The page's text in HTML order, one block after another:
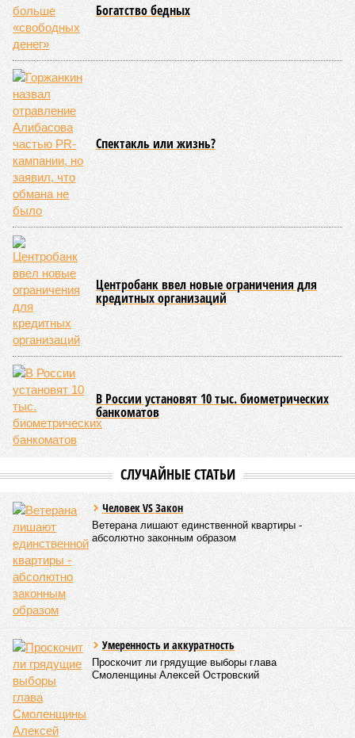
длины теломер (защитных «колпачков» на концах
хромосом) – такое можно исправить и заодно увеличить
продолжительность жизни.
Но первая и главная проблема, пишет издание Medical
News Today, в соматических мутациях. Это изменения в
генетическом коде любой клетки организма (кроме
сперматозоидов и яйцеклеток), которые являются
неизбежным следствием деления клеток и происходят на
протяжении всей нашей жизни. Иногда они возникают под
воздействием внешних факторов, условно таких как
ультрафиолет, а иногда… это просто случается. Просто
«потому что». И учёные до сих пор бьются над загадкой
почему.
Некоторые мутации не слишком разрушительны, и клетка
может существовать в слегка изменённом виде. Другие же
приводят к катастрофическим изменениям внутри неё – и
она погибает.
«У 80-летнего человека в типичной клетке
присутствуют тысячи соматических мутаций. У
организма нет механики, которая позволила бы ему
вернуться и исправить повреждения, уже записанные в
геноме,– рассказывает
медицинской школы Гроссмана при Нью-Йоркском
университете.
– На протяжении десятилетий
накопившиеся повреждения снижают эффективность
работы клетки, а в некоторых случаях создают
какие бы антивозрастные процедуры вы ни проводили, как
причины, всё равно ничего не выйдет – мутации возьмут
своё.
Цифры
По данным за 2025 год, лидером по средней
продолжительности жизни из всех стран стало
учётом богатства и благополучия этого крохотного
клочка суши. Но второе место удивляет – оно,
оказывается, за Гонконгом. Если в Монако
большинство доживают до 87 лет, то в Гонконге – до
85 с копейками. «Бронза» за Японией – почти 85 лет.
Далее следуют Южная Корея, Швейцария и Австралия.